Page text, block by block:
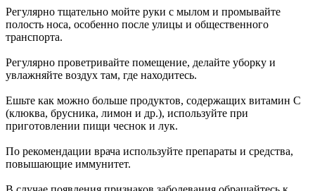
Регулярно тщательно мойте руки с мылом и промывайте
полость носа, особенно после улицы и общественного
транспорта.
Регулярно проветривайте помещение, делайте уборку и
увлажняйте воздух там, где находитесь.
Ешьте как можно больше продуктов, содержащих витамин С
(клюква, брусника, лимон и др.), используйте при
приготовлении пищи чеснок и лук.
По рекомендации врача используйте препараты и средства,
повышающие иммунитет.